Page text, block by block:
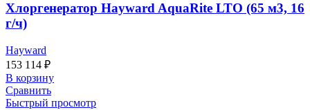
Хлоргенератор Hayward AquaRite LTO (65 м3, 16
г/ч)
Hayward
153 114 ₽
В корзину
Сравнить
Быстрый просмотр